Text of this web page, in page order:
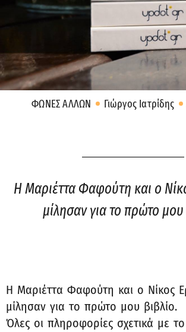
ΦΩΝΕΣ ΑΛΛΩΝ Γιώργος Ιατρίδης
Η Μαριέττα Φαφούτη και ο
μίλησαν για το πρώτο μου
Η Μαριέττα Φαφούτη και ο Νίκος
μίλησαν για το πρώτο μου βιβλίο.
Όλες οι πληροφορίες σχετικά με